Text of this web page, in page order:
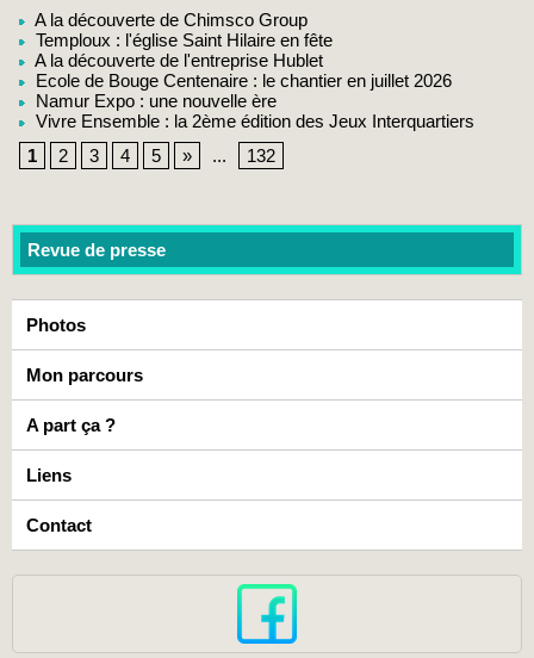
A la découverte de Chimsco Group
Temploux : l'église Saint Hilaire en fête
A la découverte de l'entreprise Hublet
Ecole de Bouge Centenaire : le chantier en juillet 2026
Namur Expo : une nouvelle ère
Vivre Ensemble : la 2ème édition des Jeux Interquartiers
1
2 3 4 5 » ... 132
Revue de presse
Photos
Mon parcours
A part ça ?
Liens
Contact